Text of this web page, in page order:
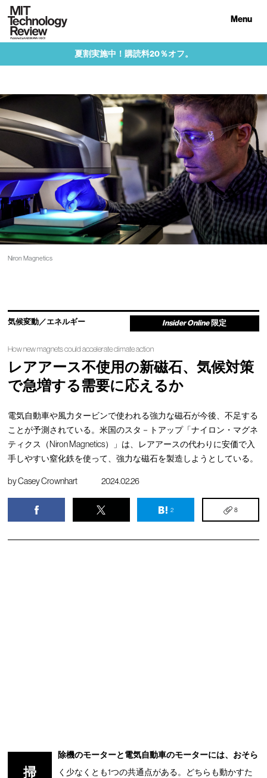
Menu
夏割実施中！購読料20％オフ。
Niron Magnetics
気候変動／エネルギー Insider Online 限定
How new magnets could accelerate climate action
レアアース不使用の新磁石、気候対策
で急増する需要に応えるか
電気自動車や風力タービンで使われる強力な磁石が今後、不足する
ことが予測されている。米国のスタ－トアップ「ナイロン・マグネ
ティクス（Niron Magnetics）」は、レアアースの代わりに安価で入
手しやすい窒化鉄を使って、強力な磁石を製造しようとしている。
byCasey Crownhart 2024.02.26
2 8
掃
除機のモーターと電気自動車のモーターには、おそら
く少なくとも1つの共通点がある。どちらも動かすた